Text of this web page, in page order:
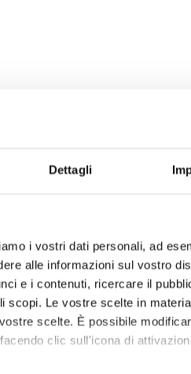
Dettagli
i vostri dati personali, ad
alle informazioni sul vostro
e i contenuti, ricercare il
scopi. Le vostre scelte in
scelte. È possibile
clic sull'icona di
procedimenti amministrativi
normativa, pubblica il
Idrica Toscana può
integrato, nell'ambito
procedimento espropriativo.
ai procedimenti in essere.